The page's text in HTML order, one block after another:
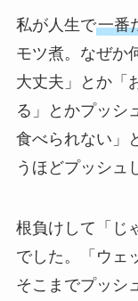
私が人生で一番
モツ煮。なぜか
大丈夫」とか「
る」とかプッシ
食べられない」
うほどプッシュ
根負けして「じ
でした。「ウェ
そこまでプッシ